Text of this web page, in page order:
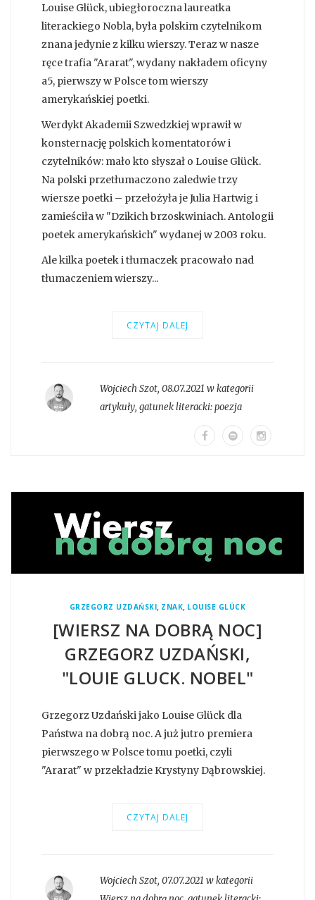
Louise Glück, ubiegłoroczna laureatka
literackiego Nobla, była polskim czytelnikom
znana jedynie z kilku wierszy. Teraz w nasze
ręce trafia "Ararat", wydany nakładem oficyny
a5, pierwszy w Polsce tom wierszy
amerykańskiej poetki.
Werdykt Akademii Szwedzkiej wprawił w
konsternację polskich komentatorów i
czytelników: mało kto słyszał o Louise Glück.
Na polski przetłumaczono zaledwie trzy
wiersze poetki – przełożyła je Julia Hartwig i
zamieściła w "Dzikich brzoskwiniach. Antologii
poetek amerykańskich" wydanej w 2003 roku.
Ale kilka poetek i tłumaczek pracowało nad
tłumaczeniem wierszy...
CZYTAJ DALEJ
Wojciech Szot, 08.07.2021 w kategorii
artykuły, gatunek literacki:poezja
GRZEGORZ UZDAŃSKI, ZNAK, LOUISE GLÜCK
[WIERSZ NA DOBRĄ NOC]
GRZEGORZ UZDAŃSKI,
"LOUIE GLUCK. NOBEL"
Grzegorz Uzdański jako Louise Glück dla
Państwa na dobrą noc. A już jutro premiera
pierwszego w Polsce tomu poetki, czyli
"Ararat" w przekładzie Krystyny Dąbrowskiej.
CZYTAJ DALEJ
Wojciech Szot, 07.07.2021 w kategorii